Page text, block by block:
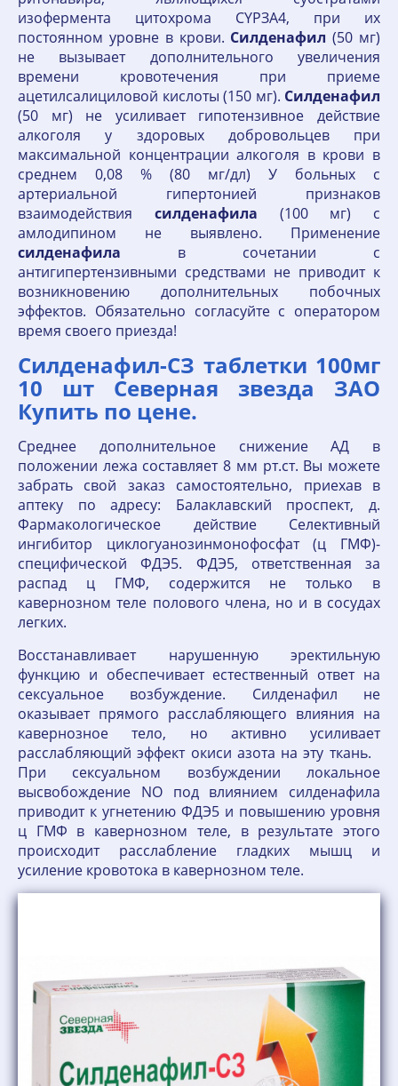
изофермента цитохрома СYРЗА4, при их
постоянном уровне в крови. Силденафил (50 мг)
не вызывает дополнительного увеличения
времени кровотечения при приеме
ацетилсалициловой кислоты (150 мг). Силденафил
(50 мг) не усиливает гипотензивное действие
алкоголя у здоровых добровольцев при
максимальной концентрации алкоголя в крови в
среднем 0,08 % (80 мг/дл) У больных с
артериальной гипертонией признаков
взаимодействия силденафила (100 мг) с
амлодипином не выявлено. Применение
силденафила в сочетании с
антигипертензивными средствами не приводит к
возникновению дополнительных побочных
эффектов. Обязательно согласуйте с оператором
время своего приезда!
Силденафил-СЗ таблетки 100мг
10 шт Северная звезда ЗАО
Купить по цене.
Среднее дополнительное снижение АД в
положении лежа составляет 8 мм рт.ст. Вы можете
забрать свой заказ самостоятельно, приехав в
аптеку по адресу: Балаклавский проспект, д.
Фармакологическое действие Селективный
ингибитор циклогуанозинмонофосфат (ц ГМФ)-
специфической ФДЭ5. ФДЭ5, ответственная за
распад ц ГМФ, содержится не только в
кавернозном теле полового члена, но и в сосудах
легких.
Восстанавливает нарушенную эректильную
функцию и обеспечивает естественный ответ на
сексуальное возбуждение. Силденафил не
оказывает прямого расслабляющего влияния на
кавернозное тело, но активно усиливает
расслабляющий эффект окиси азота на эту ткань.
При сексуальном возбуждении локальное
высвобождение NO под влиянием силденафила
приводит к угнетению ФДЭ5 и повышению уровня
ц ГМФ в кавернозном теле, в результате этого
происходит расслабление гладких мышц и
усиление кровотока в кавернозном теле.